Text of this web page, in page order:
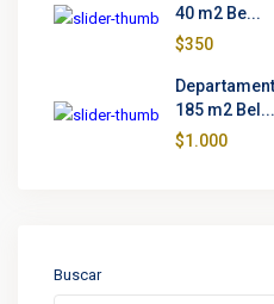
40 m2 Be...
$350
185 m2 Bel...
$1.000
Buscar